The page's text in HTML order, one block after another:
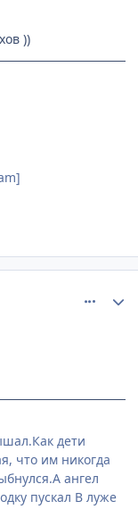
))
дети
что им никогда
ангел
пускал В луже